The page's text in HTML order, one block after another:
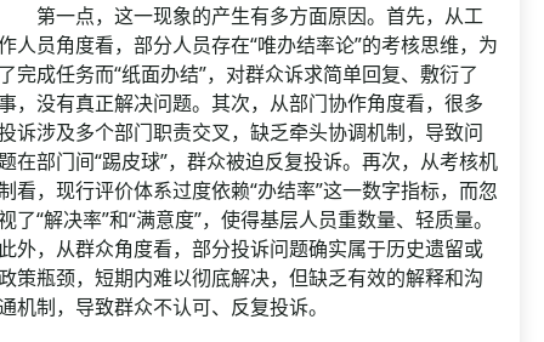
一点，这一现象的产生有多方面原因。首先，从工
人员角度看，部分人员存在“唯办结率论”的考核思维，为
完成任务而“纸面办结”，对群众诉求简单回复、敷衍了
，没有真正解决问题。其次，从部门协作角度看，很多
诉涉及多个部门职责交叉，缺乏牵头协调机制，导致问
在部门间“踢皮球”，群众被迫反复投诉。再次，从考核机
看，现行评价体系过度依赖“办结率”这一数字指标，而忽
了“解决率”和“满意度”，使得基层人员重数量、轻质量。
外，从群众角度看，部分投诉问题确实属于历史遗留或
策瓶颈，短期内难以彻底解决，但缺乏有效的解释和沟
机制，导致群众不认可、反复投诉。